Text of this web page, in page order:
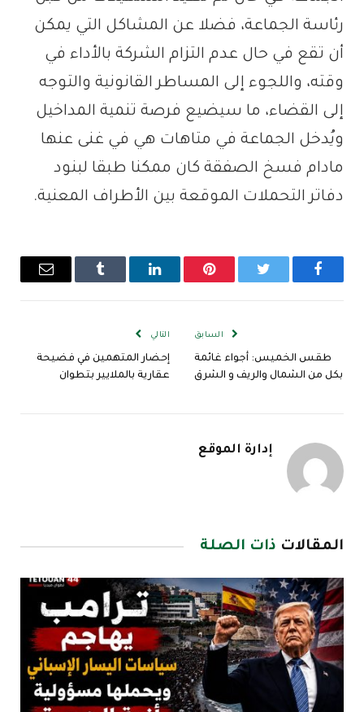
رئاسة الجماعة، فضلا عن المشاكل التي يمكن
أن تقع في حال عدم التزام الشركة بالأداء في
وقته، واللجوء إلى المساطر القانونية والتوجه
إلى القضاء، ما سيضيع فرصة تنمية المداخيل
ويُدخل الجماعة في متاهات هي في غنى عنها
مادام فسخ الصفقة كان ممكنا طبقا لبنود
دفاتر التحملات الموقعة بين الأطراف المعنية.
فيسبوك تويتر بينتيريستلينكدإن Tumblr
البريد
السابق
طقس الخميس: أجواء غائمة
بكل من الشمال والريف و الشرق
التالي
إحضار المتهمين في فضيحة
عقارية بالملايير بتطوان
إدارة الموقع
المقالات ذات الصلة